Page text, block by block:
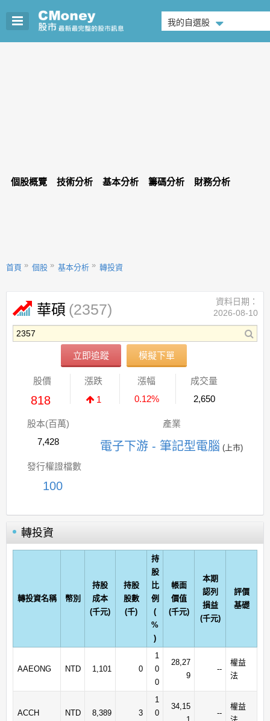
我的自選股
個股概覽 技術分析 基本分析 籌碼分析 財務分析
首頁 個股 基本分析 轉投資
華碩 (2357)
立即追蹤 模擬下單
資料日期：
2026-08-10
股價
818
漲跌
1
漲幅
0.12%
成交量
2,650
股本(百萬)
7,428
產業
電子下游 - 筆記型電腦 (上市)
發行權證檔數
100
轉投資
轉投資名稱 幣別
持股
成本
(千元)
持股
股數
(千)
持
股
比
例
(
%
)
帳面
價值
(千元)
本期
認列
損益
(千元)
評價
基礎
AAEONG NTD 1,101 0
1
0
0
28,27
9
--
權益
法
ACCH NTD 8,389 3
1
0
34,15
--
權益